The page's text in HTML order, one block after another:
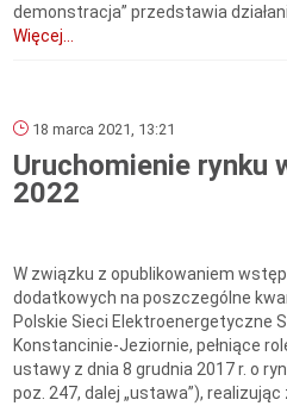
demonstracja” przedstawia
Więcej...
18 marca 2021, 13:21
Uruchomienie rynku
2022
W związku z opublikowaniem
dodatkowych na poszczególne
Polskie Sieci Elektroenergetyczne
Konstancinie-Jeziornie, pełniące
ustawy z dnia 8 grudnia 2017 r. o
poz. 247, dalej „ustawa”),